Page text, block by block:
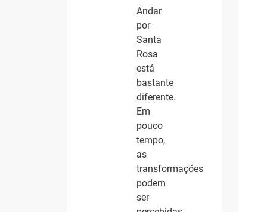
Andar
por
Santa
Rosa
está
bastante
diferente.
Em
pouco
tempo,
as
transformações
podem
ser